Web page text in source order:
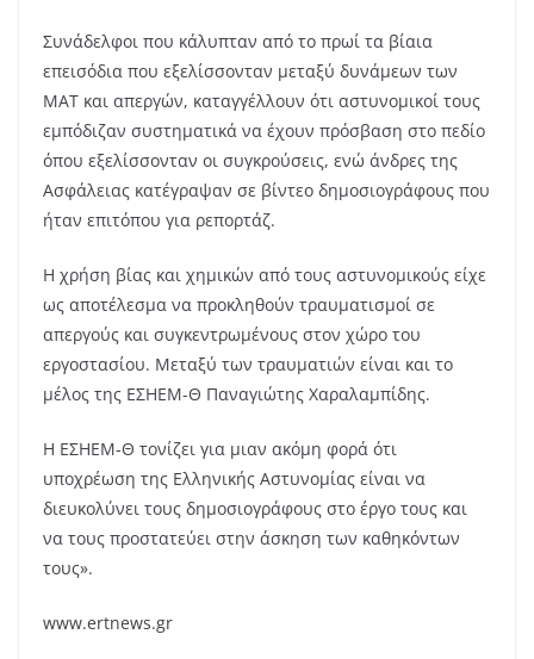
Συνάδελφοι που κάλυπταν από το πρωί τα βίαια
επεισόδια που εξελίσσονταν μεταξύ δυνάμεων των
ΜΑΤ και απεργών, καταγγέλλουν ότι αστυνομικοί τους
εμπόδιζαν συστηματικά να έχουν πρόσβαση στο πεδίο
όπου εξελίσσονταν οι συγκρούσεις, ενώ άνδρες της
Ασφάλειας κατέγραψαν σε βίντεο δημοσιογράφους που
ήταν επιτόπου για ρεπορτάζ.
Η χρήση βίας και χημικών από τους αστυνομικούς είχε
ως αποτέλεσμα να προκληθούν τραυματισμοί σε
απεργούς και συγκεντρωμένους στον χώρο του
εργοστασίου. Μεταξύ των τραυματιών είναι και το
μέλος της ΕΣΗΕΜ-Θ Παναγιώτης Χαραλαμπίδης.
Η ΕΣΗΕΜ-Θ τονίζει για μιαν ακόμη φορά ότι
υποχρέωση της Ελληνικής Αστυνομίας είναι να
διευκολύνει τους δημοσιογράφους στο έργο τους και
να τους προστατεύει στην άσκηση των καθηκόντων
τους».
www.ertnews.gr